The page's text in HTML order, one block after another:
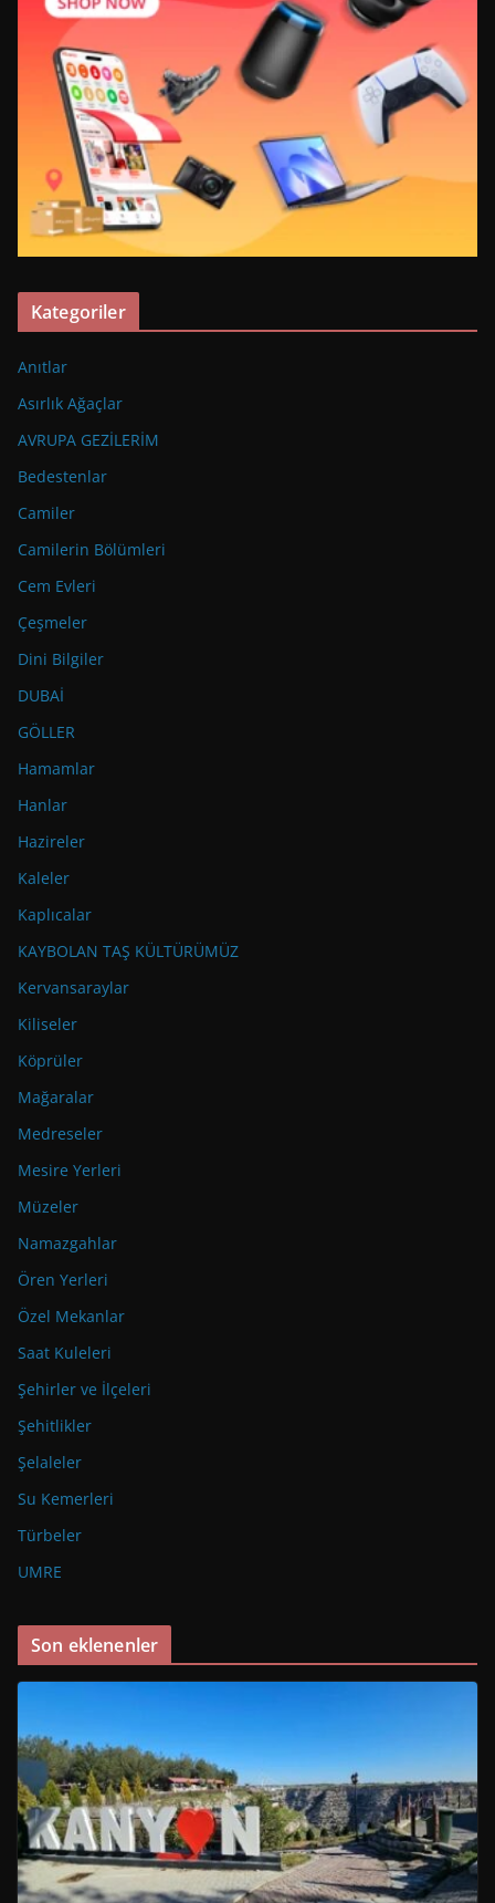
Kategoriler
Anıtlar
Asırlık Ağaçlar
AVRUPA GEZİLERİM
Bedestenlar
Camiler
Camilerin Bölümleri
Cem Evleri
Çeşmeler
Dini Bilgiler
DUBAİ
GÖLLER
Hamamlar
Hanlar
Hazireler
Kaleler
Kaplıcalar
KAYBOLAN TAŞ KÜLTÜRÜMÜZ
Kervansaraylar
Kiliseler
Köprüler
Mağaralar
Medreseler
Mesire Yerleri
Müzeler
Namazgahlar
Ören Yerleri
Özel Mekanlar
Saat Kuleleri
Şehirler ve İlçeleri
Şehitlikler
Şelaleler
Su Kemerleri
Türbeler
UMRE
Son eklenenler